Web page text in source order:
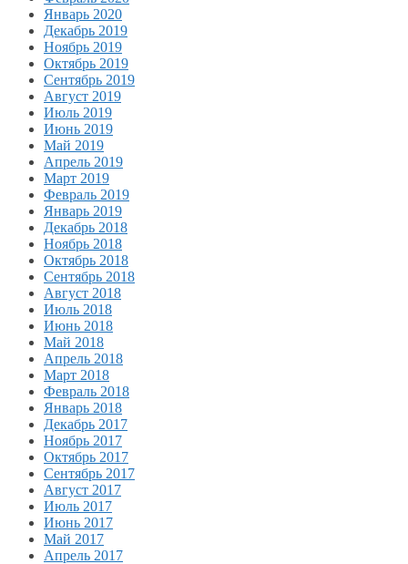
Январь 2020
Декабрь 2019
Ноябрь 2019
Октябрь 2019
Сентябрь 2019
Август 2019
Июль 2019
Июнь 2019
Май 2019
Апрель 2019
Март 2019
Февраль 2019
Январь 2019
Декабрь 2018
Ноябрь 2018
Октябрь 2018
Сентябрь 2018
Август 2018
Июль 2018
Июнь 2018
Май 2018
Апрель 2018
Март 2018
Февраль 2018
Январь 2018
Декабрь 2017
Ноябрь 2017
Октябрь 2017
Сентябрь 2017
Август 2017
Июль 2017
Июнь 2017
Май 2017
Апрель 2017